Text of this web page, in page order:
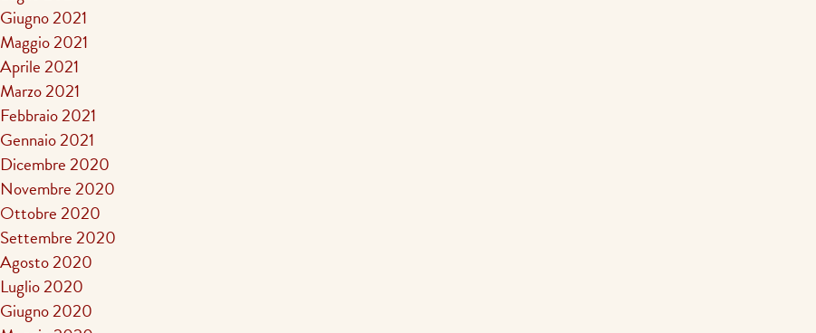
Giugno 2021
Maggio 2021
Aprile 2021
Marzo 2021
Febbraio 2021
Gennaio 2021
Dicembre 2020
Novembre 2020
Ottobre 2020
Settembre 2020
Agosto 2020
Luglio 2020
Giugno 2020